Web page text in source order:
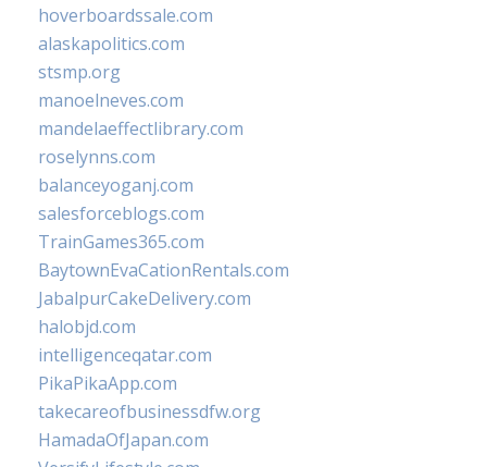
hoverboardssale.com
alaskapolitics.com
stsmp.org
manoelneves.com
mandelaeffectlibrary.com
roselynns.com
balanceyoganj.com
salesforceblogs.com
TrainGames365.com
BaytownEvaCationRentals.com
JabalpurCakeDelivery.com
halobjd.com
intelligenceqatar.com
PikaPikaApp.com
takecareofbusinessdfw.org
HamadaOfJapan.com